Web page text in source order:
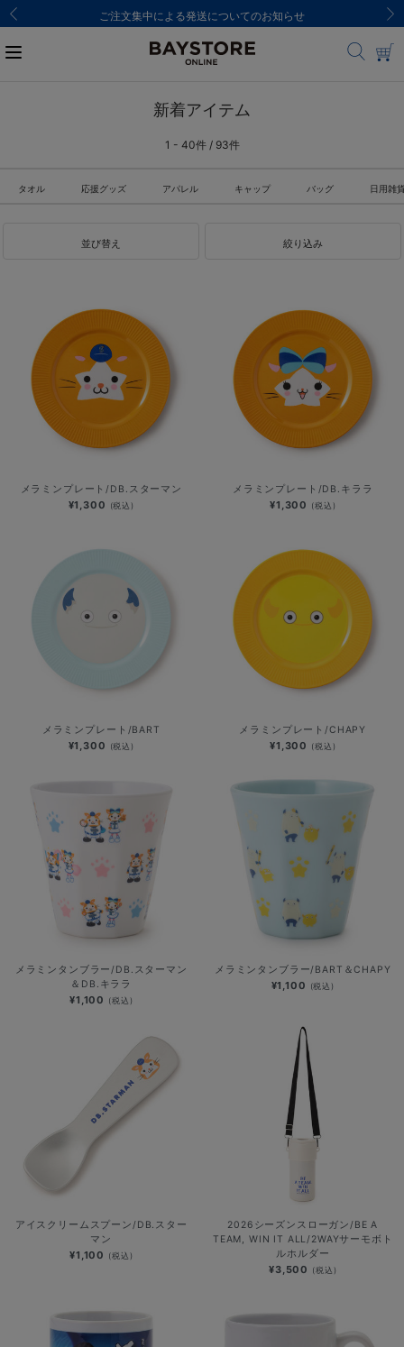
ご注文集中による発送についてのお知らせ
新着アイテム
1 - 40件 / 93件
タオル 応援グッズ アパレル キャップ バッグ 日用雑
並び替え 絞り込み
メラミンプレート/DB.スターマン
¥1,300 (税込)
メラミンプレート/DB.キララ
¥1,300 (税込)
メラミンプレート/BART
¥1,300 (税込)
メラミンプレート/CHAPY
¥1,300 (税込)
メラミンタンブラー/DB.スターマン
＆DB.キララ
¥1,100 (税込)
メラミンタンブラー/BART＆CHAPY
¥1,100 (税込)
アイスクリームスプーン/DB.スター
マン
¥1,100 (税込)
2026シーズンスローガン/BE A
TEAM, WIN IT ALL/2WAYサーモボト
ルホルダー
¥3,500 (税込)